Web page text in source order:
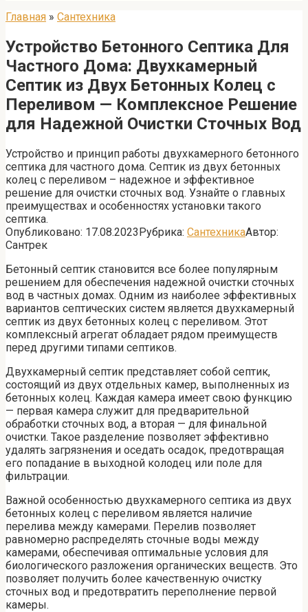
Главная » Сантехника
Устройство Бетонного Септика Для
Частного Дома: Двухкамерный
Септик из Двух Бетонных Колец с
Переливом — Комплексное Решение
для Надежной Очистки Сточных Вод
Устройство и принцип работы двухкамерного бетонного
септика для частного дома. Септик из двух бетонных
колец с переливом – надежное и эффективное
решение для очистки сточных вод. Узнайте о главных
преимуществах и особенностях установки такого
септика.
Опубликовано: 17.08.2023Рубрика: СантехникаАвтор:
Сантрек
Бетонный септик становится все более популярным
решением для обеспечения надежной очистки сточных
вод в частных домах. Одним из наиболее эффективных
вариантов септических систем является двухкамерный
септик из двух бетонных колец с переливом. Этот
комплексный агрегат обладает рядом преимуществ
перед другими типами септиков.
Двухкамерный септик представляет собой септик,
состоящий из двух отдельных камер, выполненных из
бетонных колец. Каждая камера имеет свою функцию
— первая камера служит для предварительной
обработки сточных вод, а вторая — для финальной
очистки. Такое разделение позволяет эффективно
удалять загрязнения и оседать осадок, предотвращая
его попадание в выходной колодец или поле для
фильтрации.
Важной особенностью двухкамерного септика из двух
бетонных колец с переливом является наличие
перелива между камерами. Перелив позволяет
равномерно распределять сточные воды между
камерами, обеспечивая оптимальные условия для
биологического разложения органических веществ. Это
позволяет получить более качественную очистку
сточных вод и предотвратить переполнение первой
камеры.